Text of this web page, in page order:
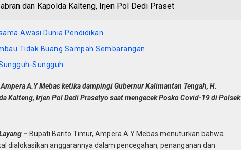
dan Kapolda Kalteng, Irjen Pol Dedi Praset
Awasi Dunia Pendidikan
Tidak Buang Sampah Sembarangan
Sungguh
A.Y Mebas ketika dampingi Gubernur Kalimantan Tengah, H.
Kalteng, Irjen Pol Dedi Prasetyo saat mengecek Posko Covid-19 di Polsek
– Bupati Barito Timur, Ampera A.Y Mebas menuturkan bahwa
dialokasikan anggarannya dalam pencegahan, penanganan dan